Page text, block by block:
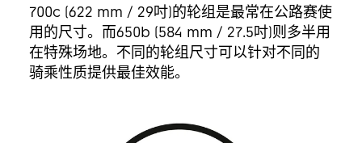
简体中文
700c (622 mm / 29吋)的轮组是最常在公路赛使
用的尺寸。而650b (584 mm / 27.5吋)则多半用
在特殊场地。不同的轮组尺寸可以针对不同的
骑乘性质提供最佳效能。